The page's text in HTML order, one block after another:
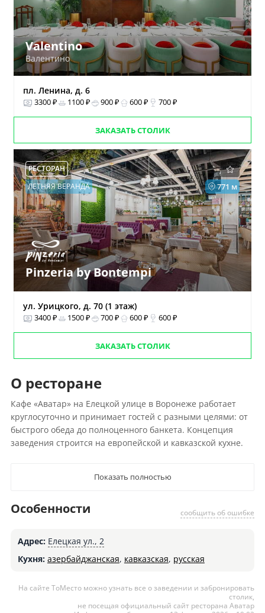
Valentino
Валентино
пл. Ленина, д. 6
3300 ₽ 1100 ₽ 900 ₽ 600 ₽ 700 ₽
ЗАКАЗАТЬ СТОЛИК
РЕСТОРАН
771 м
ЛЕТНЯЯ ВЕРАНДА
Pinzeria by Bontempi
ул. Урицкого, д. 70 (1 этаж)
3400 ₽ 1500 ₽ 700 ₽ 600 ₽ 600 ₽
ЗАКАЗАТЬ СТОЛИК
О ресторане
Кафе «Аватар» на Елецкой улице в Воронеже работает
круглосуточно и принимает гостей с разными целями: от
быстрого обеда до полноценного банкета. Концепция
заведения строится на европейской и кавказской кухне.
Показать полностью
сообщить об ошибке
Особенности
Адрес: Елецкая ул., 2
Кухня: азербайджанская, кавказская, русская
На сайте ТоМесто можно узнать все о заведении и забронировать
столик,
не посещая официальный сайт ресторана Аватар